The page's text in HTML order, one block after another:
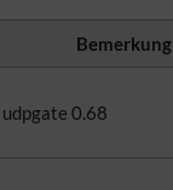
Bemerkung
udpgate 0.68